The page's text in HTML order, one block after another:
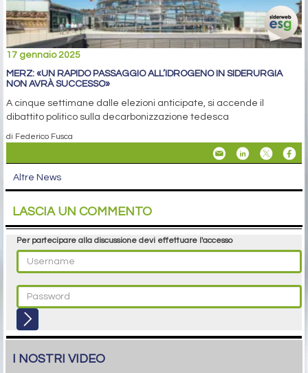
17 gennaio 2025
MERZ: «UN RAPIDO PASSAGGIO ALL’IDROGENO IN SIDERURGIA
NON AVRÀ SUCCESSO»
A cinque settimane dalle elezioni anticipate, si accende il
dibattito politico sulla decarbonizzazione tedesca
di Federico Fusca
Altre News
LASCIA UN COMMENTO
Per partecipare alla discussione devi effettuare l'accesso
I NOSTRI VIDEO